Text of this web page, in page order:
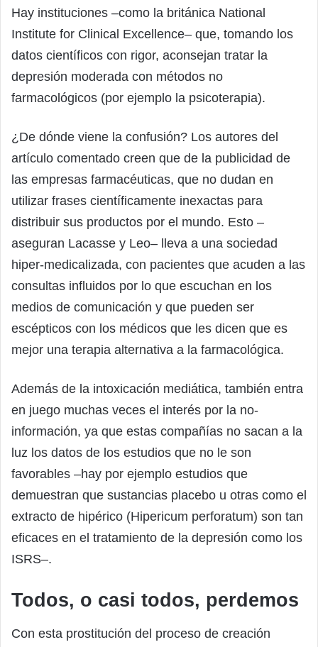
Hay instituciones –como la británica National
Institute for Clinical Excellence– que, tomando los
datos científicos con rigor, aconsejan tratar la
depresión moderada con métodos no
farmacológicos (por ejemplo la psicoterapia).
¿De dónde viene la confusión? Los autores del
artículo comentado creen que de la publicidad de
las empresas farmacéuticas, que no dudan en
utilizar frases científicamente inexactas para
distribuir sus productos por el mundo. Esto –
aseguran Lacasse y Leo– lleva a una sociedad
hiper-medicalizada, con pacientes que acuden a las
consultas influidos por lo que escuchan en los
medios de comunicación y que pueden ser
escépticos con los médicos que les dicen que es
mejor una terapia alternativa a la farmacológica.
Además de la intoxicación mediática, también entra
en juego muchas veces el interés por la no-
información, ya que estas compañías no sacan a la
luz los datos de los estudios que no le son
favorables –hay por ejemplo estudios que
demuestran que sustancias placebo u otras como el
extracto de hipérico (Hipericum perforatum) son tan
eficaces en el tratamiento de la depresión como los
ISRS–.
Todos, o casi todos, perdemos
Con esta prostitución del proceso de creación